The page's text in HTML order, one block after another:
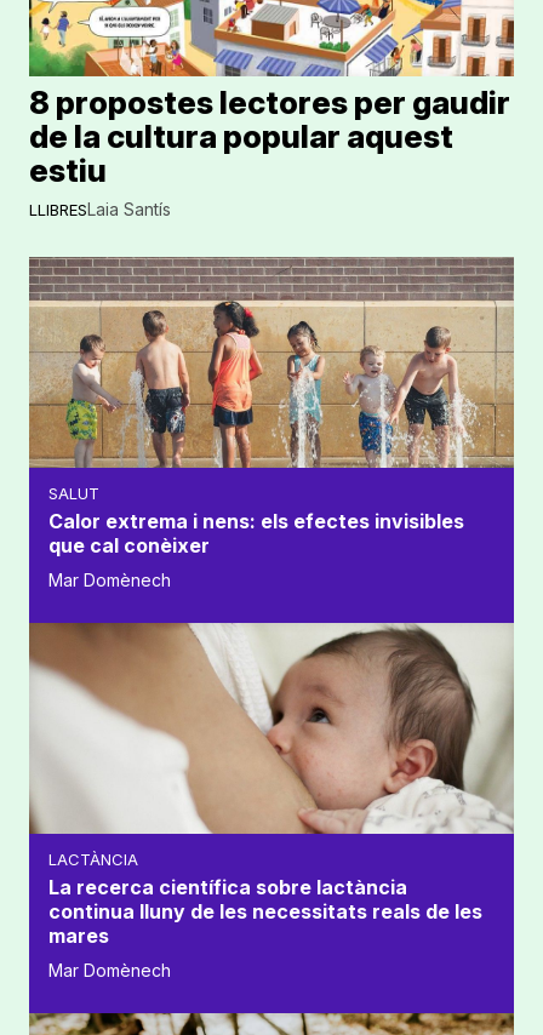
LLIBRES
8 propostes lectores per gaudir
de la cultura popular aquest
estiu
Laia Santís
SALUT
Calor extrema i nens: els efectes invisibles
que cal conèixer
Mar Domènech
LACTÀNCIA
La recerca científica sobre lactància
continua lluny de les necessitats reals de les
mares
Mar Domènech